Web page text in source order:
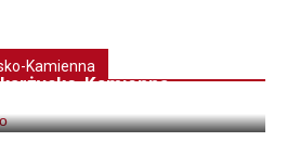
Kamienna
Kamienna